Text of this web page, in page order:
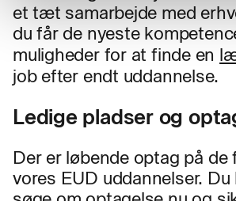
et tæt samarbejde med
du får de nyeste
muligheder for at finde en
job efter endt uddannelse.
Ledige pladser og
Der er løbende optag på de
vores EUD uddannelser.